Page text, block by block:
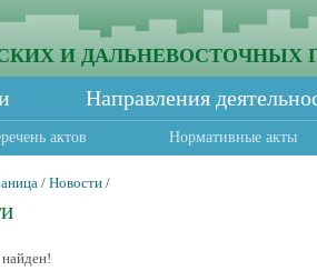
И ДАЛЬНЕВОСТОЧНЫХ
Направления
актов Нормативные акты
/ Новости /